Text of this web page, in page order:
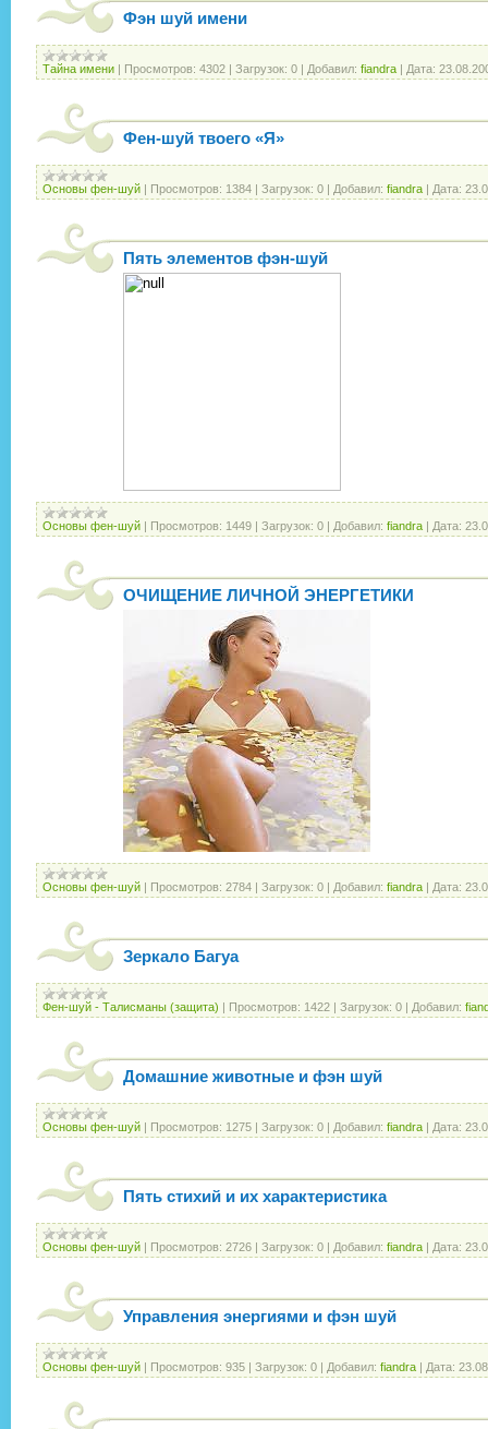
Фэн шуй имени
Тайна имени | Просмотров: 4302 | Загрузок: 0 | Добавил: fiandra | Дата:
Фен-шуй твоего «Я»
Основы фен-шуй | Просмотров: 1384 | Загрузок: 0 | Добавил: fiandra | Дата:
Пять элементов фэн-шуй
Основы фен-шуй | Просмотров: 1449 | Загрузок: 0 | Добавил: fiandra | Дата:
ОЧИЩЕНИЕ ЛИЧНОЙ ЭНЕРГЕТИКИ
Основы фен-шуй | Просмотров: 2784 | Загрузок: 0 | Добавил: fiandra | Дата:
Зеркало Багуа
Фен-шуй - Талисманы (защита) | Просмотров: 1422 | Загрузок: 0 | Добавил:
Домашние животные и фэн шуй
Основы фен-шуй | Просмотров: 1275 | Загрузок: 0 | Добавил: fiandra | Дата:
Пять стихий и их характеристика
Основы фен-шуй | Просмотров: 2726 | Загрузок: 0 | Добавил: fiandra | Дата:
Управления энергиями и фэн шуй
Основы фен-шуй | Просмотров: 935 | Загрузок: 0 | Добавил: fiandra | Дата: